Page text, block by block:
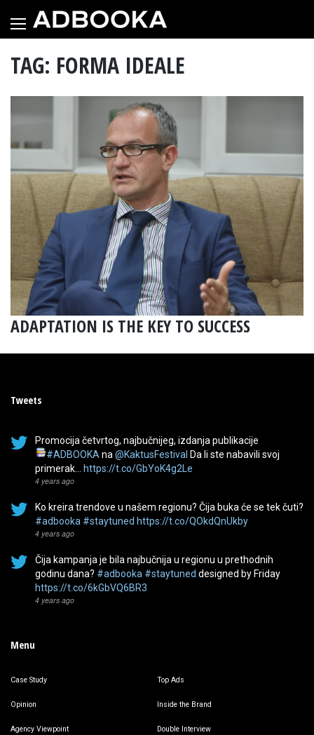
content
TAG: FORMA IDEALE
ADAPTATION IS THE KEY TO SUCCESS
Tweets
Promocija četvrtog, najbučnijeg, izdanja publikacije
#ADBOOKA na @KaktusFestival Da li ste nabavili svoj
primerak…
https://t.co/GbYoK4g2Le
4 years ago
Ko kreira trendove u našem regionu? Čija buka će se tek čuti?
#adbooka #staytuned https://t.co/QOkdQnUkby
4 years ago
Čija kampanja je bila najbučnija u regionu u prethodnih
godinu dana? #adbooka #staytuned designed by Friday
https://t.co/6kGbVQ6BR3
4 years ago
Menu
Case Study Top Ads
Opinion Inside the Brand
Agency Viewpoint Double Interview